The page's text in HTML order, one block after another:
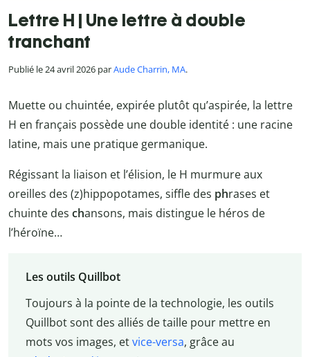
Lettre H | Une lettre à double
tranchant
Publié le 24 avril 2026 parAude Charrin, MA.
Muette ou chuintée, expirée plutôt qu’aspirée, la lettre
H en français possède une double identité : une racine
latine, mais une pratique germanique.
Régissant la liaison et l’élision, le H murmure aux
oreilles des (z)hippopotames, siffle des phrases et
chuinte des chansons, mais distingue le héros de
l’héroïne…
Les outils Quillbot
Toujours à la pointe de la technologie, les outils
Quillbot sont des alliés de taille pour mettre en
mots vos images, etvice-versa, grâce au